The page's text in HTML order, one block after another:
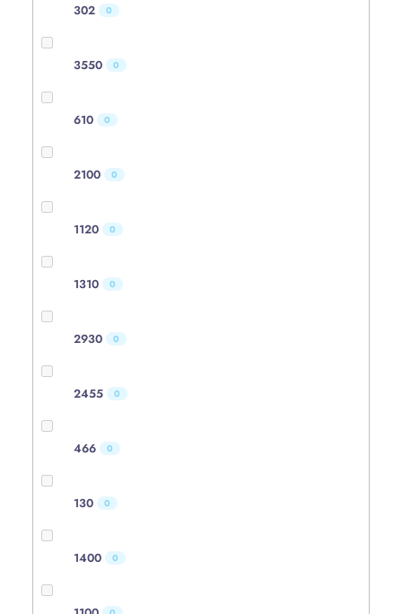
302 0
3550 0
610 0
2100 0
1120 0
1310 0
2930 0
2455 0
466 0
130 0
1400 0